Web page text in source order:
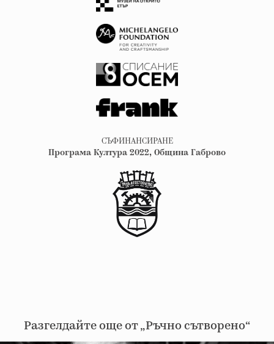
СЪФИНАНСИРАНЕ
Програма Култура 2022, Община Габрово
Разгелдайте още от „Ръчно сътворено“